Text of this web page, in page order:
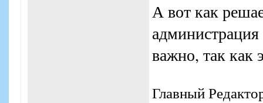
А вот как
администрация
важно, так как
Главный